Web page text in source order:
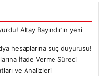
Altay Bayındır’ın yeni
hesaplarına suç duyurusu!
İfade Verme Süreci
ve Analizleri